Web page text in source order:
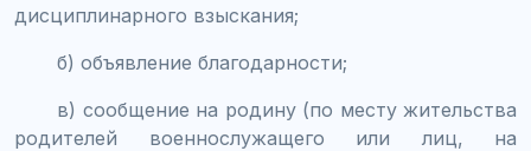
дисциплинарного взыскания;
б) объявление благодарности;
в) сообщение на родину (по месту жительства
родителей военнослужащего или лиц, на